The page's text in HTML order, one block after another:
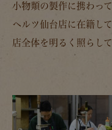
小物類の製作に携わっ
ヘルツ仙台店に在籍し
店全体を明るく照らし